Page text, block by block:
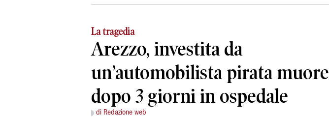
La tragedia
Arezzo, investita da
un’automobilista pirata muore
dopo 3 giorni in ospedale
di Redazione web